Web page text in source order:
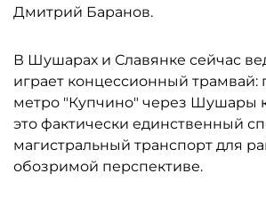
Дмитрий Баранов.
В Шушарах и Славянке сейчас
играет концессионный трамвай:
метро "Купчино" через Шушары
это фактически единственный
магистральный транспорт для
обозримой перспективе.